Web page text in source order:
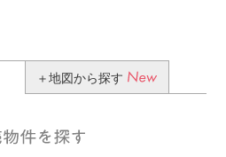
＋地図から探す